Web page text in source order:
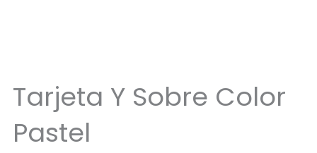
Tarjeta Y Sobre Color
Pastel